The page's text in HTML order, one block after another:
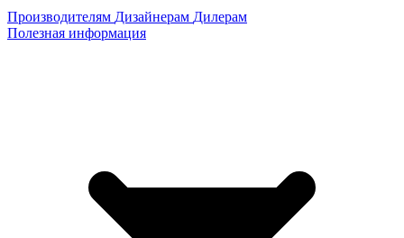
Производителям Дизайнерам Дилерам
Полезная информация